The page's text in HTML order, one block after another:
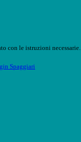
con le istruzioni necessarie.
Spaggiari